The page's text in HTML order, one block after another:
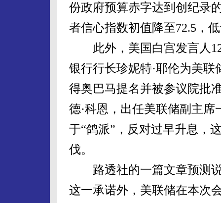
份政府预算赤字达到创纪录
者信心指数初值降至72.5，
此外，美国白宫发言人12
银行行长珍妮特·耶伦为美
得奥巴马提名并被参议院批
德·科恩，出任美联储副主
于“鸽派”，反对过早升息，
伐。
路透社的一篇文章预测说
这一承诺外，美联储在本次